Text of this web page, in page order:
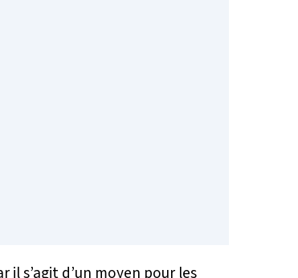
il s’agit d’un moyen pour les